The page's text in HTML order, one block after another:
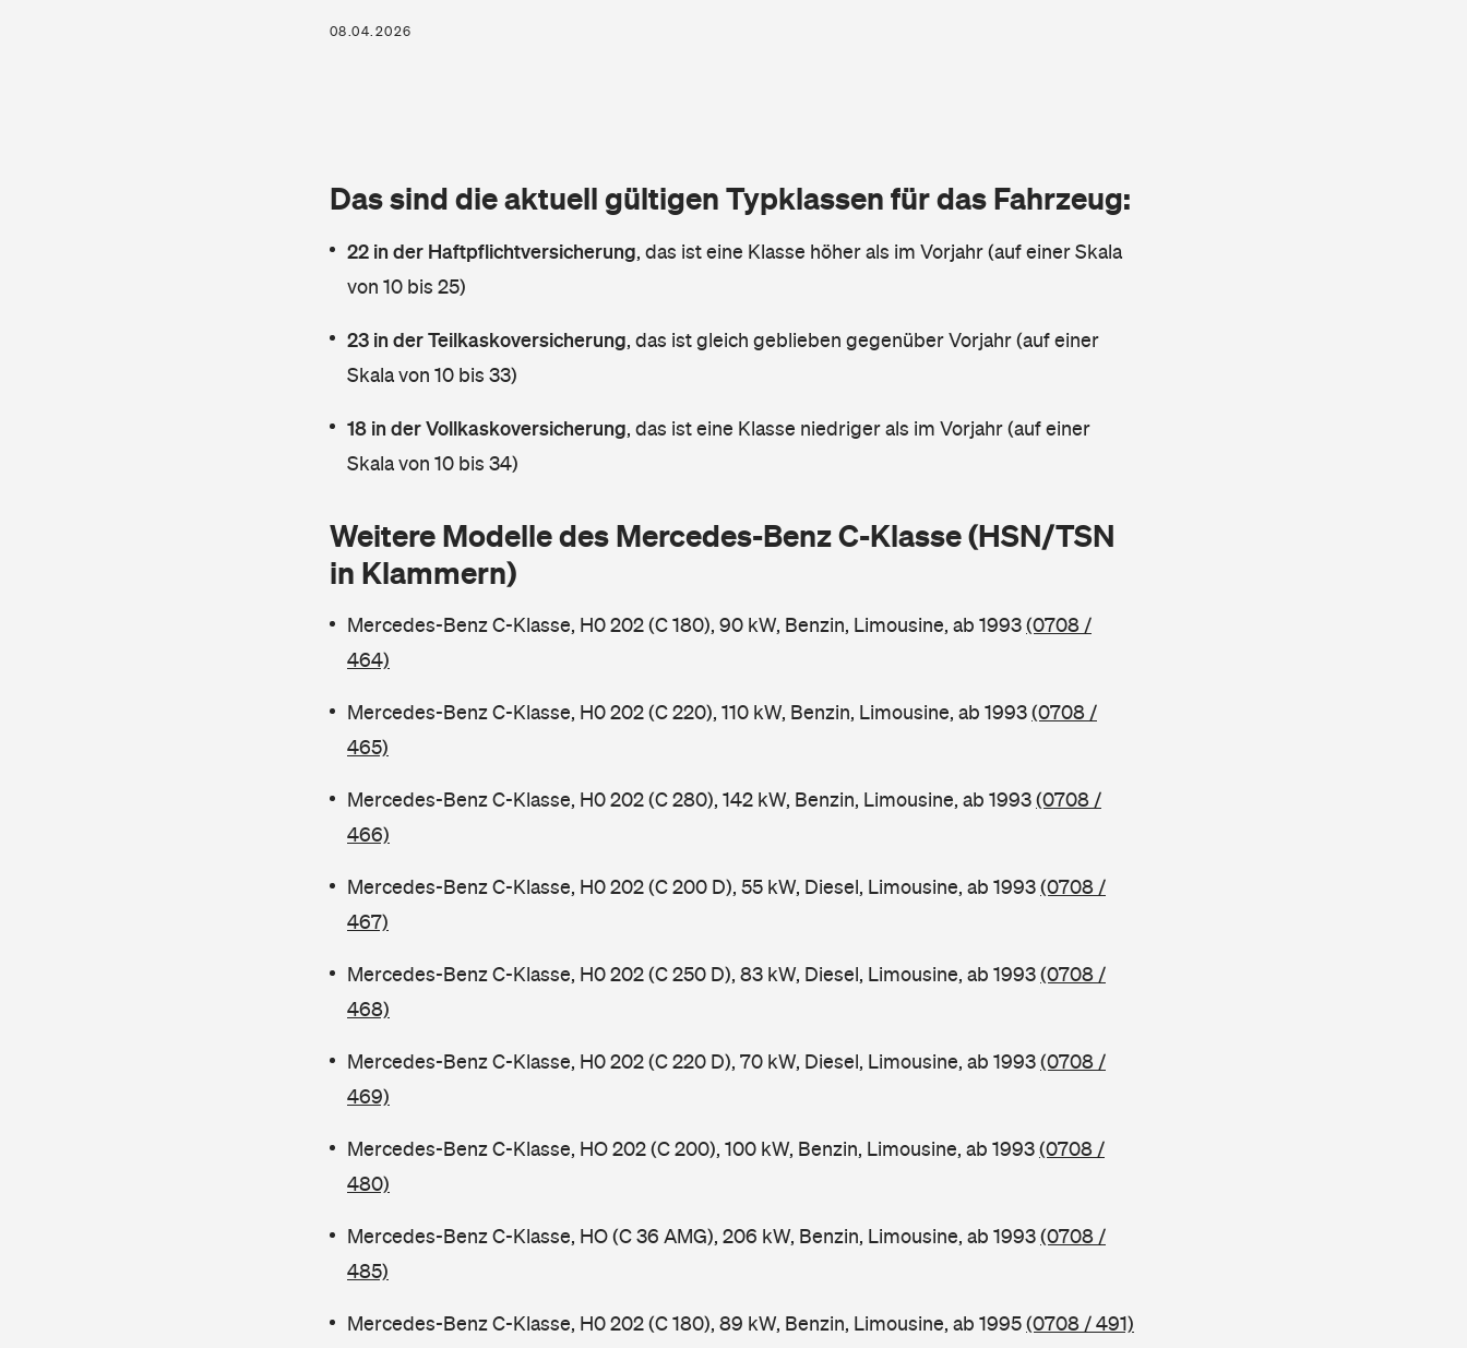
08.04.2026
Das sind die aktuell gültigen Typklassen für das Fahrzeug:
22 in der Haftpflichtversicherung, das ist eine Klasse höher als im Vorjahr (auf einer Skala
von 10 bis 25)
23 in der Teilkaskoversicherung, das ist gleich geblieben gegenüber Vorjahr (auf einer
Skala von 10 bis 33)
18 in der Vollkaskoversicherung, das ist eine Klasse niedriger als im Vorjahr (auf einer
Skala von 10 bis 34)
Weitere Modelle des Mercedes-Benz C-Klasse (HSN/TSN
in Klammern)
Mercedes-Benz C-Klasse, H0 202 (C 180), 90 kW, Benzin, Limousine, ab 1993(0708 /
464)
Mercedes-Benz C-Klasse, H0 202 (C 220), 110 kW, Benzin, Limousine, ab 1993(0708 /
465)
Mercedes-Benz C-Klasse, H0 202 (C 280), 142 kW, Benzin, Limousine, ab 1993(0708 /
466)
Mercedes-Benz C-Klasse, H0 202 (C 200 D), 55 kW, Diesel, Limousine, ab 1993(0708 /
467)
Mercedes-Benz C-Klasse, H0 202 (C 250 D), 83 kW, Diesel, Limousine, ab 1993(0708 /
468)
Mercedes-Benz C-Klasse, H0 202 (C 220 D), 70 kW, Diesel, Limousine, ab 1993(0708 /
469)
Mercedes-Benz C-Klasse, HO 202 (C 200), 100 kW, Benzin, Limousine, ab 1993(0708 /
480)
Mercedes-Benz C-Klasse, HO (C 36 AMG), 206 kW, Benzin, Limousine, ab 1993(0708 /
485)
Mercedes-Benz C-Klasse, H0 202 (C 180), 89 kW, Benzin, Limousine, ab 1995(0708 / 491)